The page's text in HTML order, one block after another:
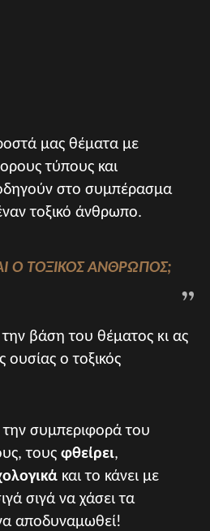
μας θέματα με
τύπους και
στο συμπέρασμα
τοξικό άνθρωπο.
Ο ΤΟΞΙΚΌΣ ΆΝΘΡΩΠΟΣ;
βάση του θέματος κι ας
ουσίας ο τοξικός
την συμπεριφορά του
τους φθείρει,
και το κάνει με
σιγά να χάσει τα
αποδυναμωθεί!